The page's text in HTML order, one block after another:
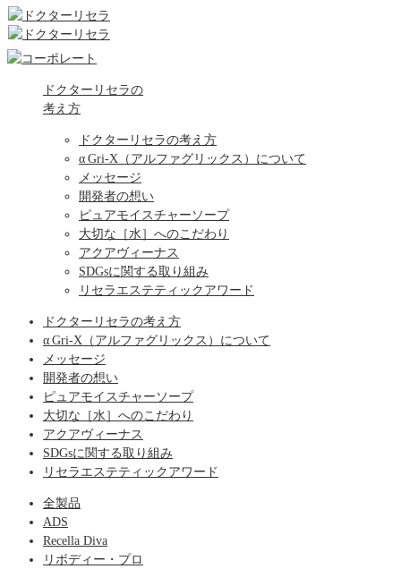
ドクターリセラの
考え方
ドクターリセラの考え方
α Gri-X（アルファグリックス）について
メッセージ
開発者の想い
ピュアモイスチャーソープ
大切な［水］へのこだわり
アクアヴィーナス
SDGsに関する取り組み
リセラエステティックアワード
ドクターリセラの考え方
α Gri-X（アルファグリックス）について
メッセージ
開発者の想い
ピュアモイスチャーソープ
大切な［水］へのこだわり
アクアヴィーナス
SDGsに関する取り組み
リセラエステティックアワード
全製品
ADS
Recella Diva
リボディー・プロ